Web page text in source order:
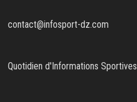
contact@infosport-dz.com
Quotidien d'Informations Sportives